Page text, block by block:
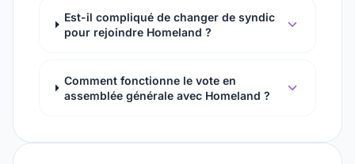
Est-il compliqué de changer de syndic
pour rejoindre Homeland ?
Comment fonctionne le vote en
assemblée générale avec Homeland ?